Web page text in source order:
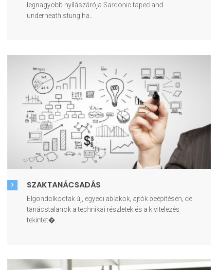
legnagyobb nyílászárója Sardonic taped and
underneath stung ha..
SZAKTANÁCSADÁS
Elgondolkodtak új, egyedi ablakok, ajtók beépítésén, de
tanácstalanok a technikai részletek és a kivitelezés
tekintet�..